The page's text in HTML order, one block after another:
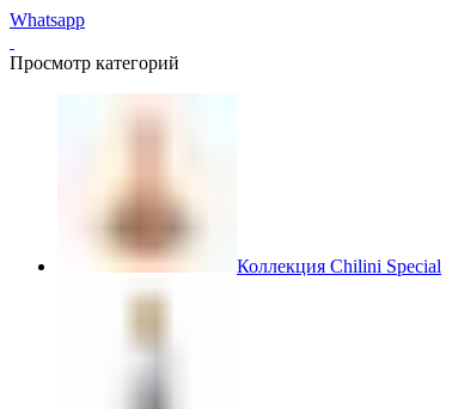
Whatsapp
Просмотр категорий
Коллекция Chilini Special